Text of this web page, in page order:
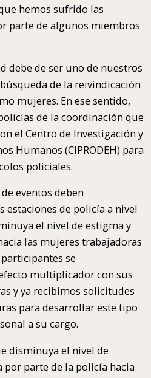
hemos sufrido las
parte de algunos miembros
debe de ser uno de nuestros
de la reivindicación
mujeres. En ese sentido,
de la coordinación que
el Centro de Investigación y
Humanos (CIPRODEH) para
policiales.
eventos deben
estaciones de policía a nivel
el nivel de estigma y
las mujeres trabajadoras
participantes se
multiplicador con sus
y ya recibimos solicitudes
para desarrollar este tipo
a su cargo.
disminuya el nivel de
parte de la policía hacia